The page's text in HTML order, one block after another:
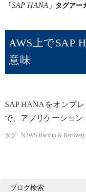
「SAP HANA 」タグアー
AWS上でSAP
意味
SAP HANAをオンプ
で、アプリケーショ
タグ: N2WS Backup & Recovery
ブログ検索